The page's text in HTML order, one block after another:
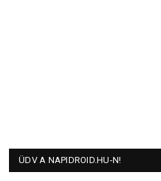
ÜDV A NAPIDROID.HU-N!